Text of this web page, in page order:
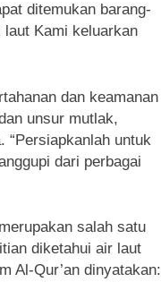
ditemukan barang-
laut Kami keluarkan
dan keamanan
unsur mutlak,
“Persiapkanlah untuk
dari perbagai
salah satu
diketahui air laut
Al-Qur’an dinyatakan: